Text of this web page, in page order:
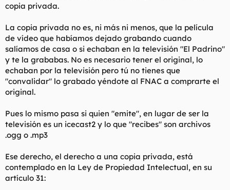
copia privada.
La copia privada no es, ni más ni menos, que la película
de vídeo que habíamos dejado grabando cuando
salíamos de casa o si echaban en la televisión "El Padrino"
y te la grababas. No es necesario tener el original, lo
echaban por la televisión pero tú no tienes que
"convalidar" lo grabado yéndote al FNAC a comprarte el
original.
Pues lo mismo pasa si quien "emite", en lugar de ser la
televisión es un icecast2 y lo que "recibes" son archivos
.ogg o .mp3
Ese derecho, el derecho a una copia privada, está
contemplado en la Ley de Propiedad Intelectual, en su
artículo 31: